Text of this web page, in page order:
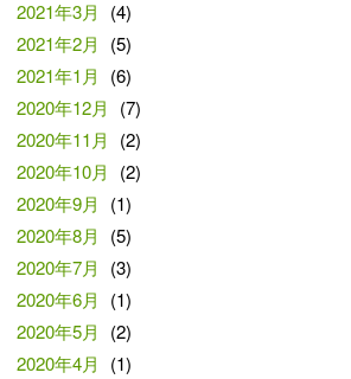
2021年3月
(4)
2021年2月
(5)
2021年1月
(6)
2020年12月
(7)
2020年11月
(2)
2020年10月
(2)
2020年9月
(1)
2020年8月
(5)
2020年7月
(3)
2020年6月
(1)
2020年5月
(2)
2020年4月
(1)